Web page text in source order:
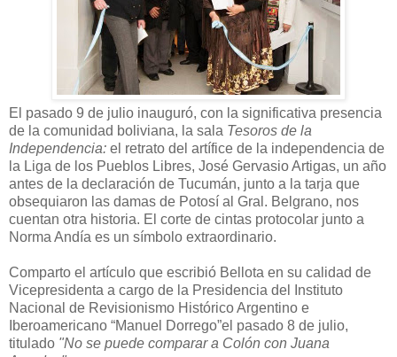
El pasado 9 de julio inauguró, con la significativa presencia
de la comunidad boliviana, la sala Tesoros de la
Independencia: el retrato del artífice de la independencia de
la Liga de los Pueblos Libres, José Gervasio Artigas, un año
antes de la declaración de Tucumán, junto a la tarja que
obsequiaron las damas de Potosí al Gral. Belgrano, nos
cuentan otra historia. El corte de cintas protocolar junto a
Norma Andía es un símbolo extraordinario.
Comparto el artículo que escribió Bellota en su calidad de
Vicepresidenta a cargo de la Presidencia del Instituto
Nacional de Revisionismo Histórico Argentino e
Iberoamericano “Manuel Dorrego”el pasado 8 de julio,
titulado "No se puede comparar a Colón con Juana